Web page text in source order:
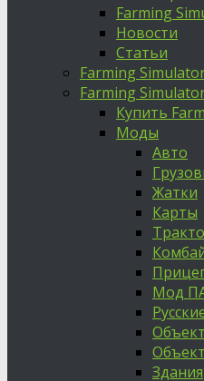
Farming
Новости
Статьи
Farming
Farming
Купить
Моды
Авто
Жатки
Карты
Мод
Здания